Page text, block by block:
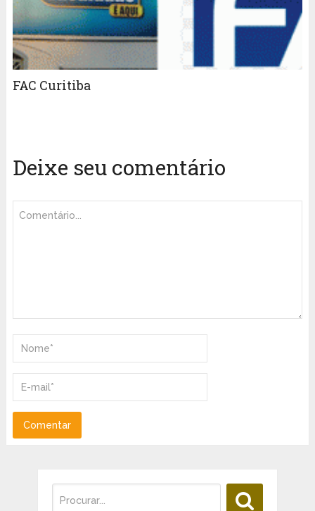
FAC Curitiba
Deixe seu comentário